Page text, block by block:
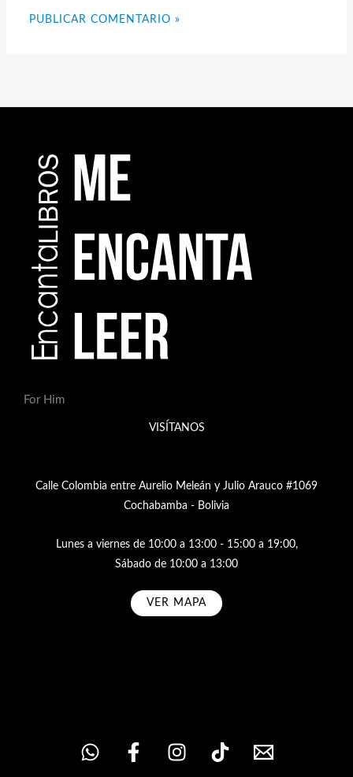
For Him
VISÍTANOS
Calle Colombia entre Aurelio Meleán y Julio Arauco #1069
Cochabamba - Bolivia
Lunes a viernes de 10:00 a 13:00 - 15:00 a 19:00,
Sábado de 10:00 a 13:00
VER MAPA